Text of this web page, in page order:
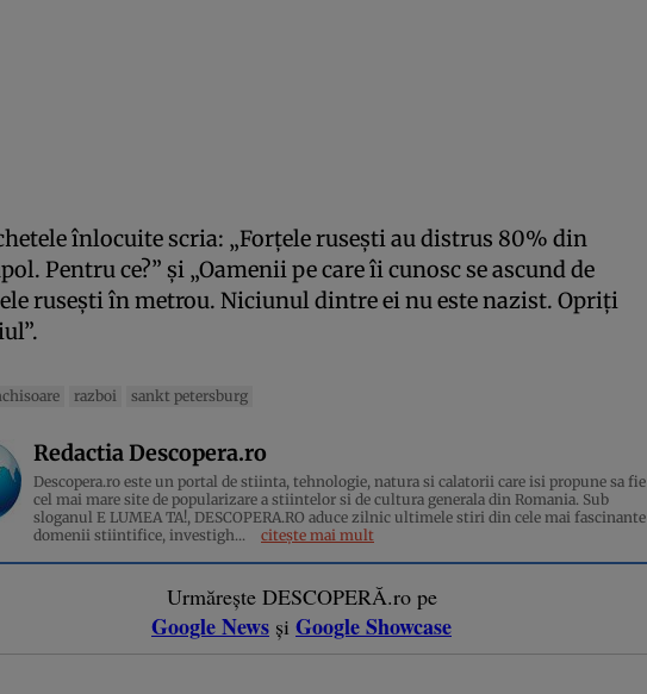
înlocuite scria: „Forțele rusești au distrus 80% din
Pentru ce?” și „Oamenii pe care îi cunosc se ascund de
rusești în metrou. Niciunul dintre ei nu este nazist. Opriți
razboi sankt petersburg
Redactia Descopera.ro
Descopera.ro este un portal de stiinta, tehnologie, natura si calatorii care isi propune sa fie
cel mai mare site de popularizare a stiintelor si de cultura generala din Romania. Sub
sloganul E LUMEA TA!, DESCOPERA.RO aduce zilnic ultimele stiri din cele mai fascinante
domenii stiintifice, investigh...
citește mai mult
Urmărește DESCOPERĂ.ro pe
Google News și Google Showcase